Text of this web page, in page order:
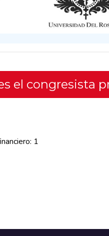
el congresista
1